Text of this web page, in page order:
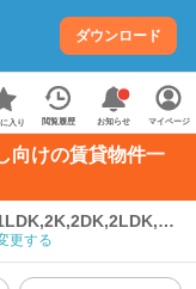
ダウンロード
入り 閲覧履歴 お知らせ マイページ
向けの賃貸物件一
更する